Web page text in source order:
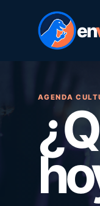
en
AGENDA